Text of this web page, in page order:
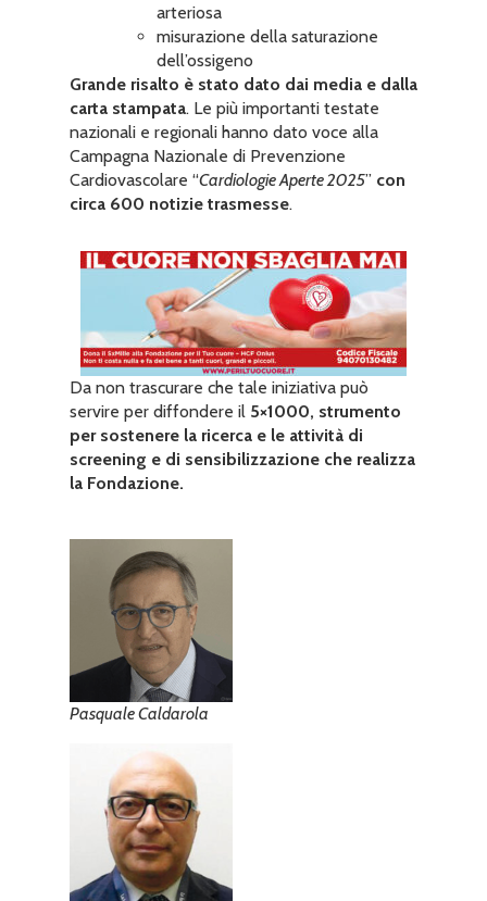
arteriosa
misurazione della saturazione
dell’ossigeno
Grande risalto è stato dato dai media e dalla
carta stampata. Le più importanti testate
nazionali e regionali hanno dato voce alla
Campagna Nazionale di Prevenzione
Cardiovascolare “Cardiologie Aperte 2025” con
circa 600 notizie trasmesse.
Da non trascurare che tale iniziativa può
servire per diffondere il 5×1000, strumento
per sostenere la ricerca e le attività di
screening e di sensibilizzazione che realizza
la Fondazione.
Pasquale Caldarola